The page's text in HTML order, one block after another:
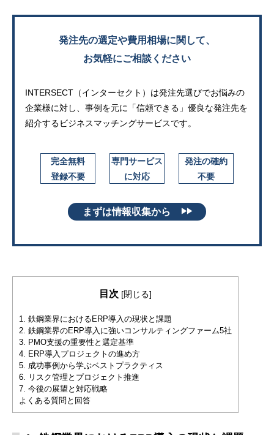
発注先の選定や費用相場に関して、
お気軽にご相談ください
INTERSECT（インターセクト）は発注先選びでお悩みの
企業様に対し、 事例を元に「信頼できる」優良な発注先を
紹介するビジネスマッチングサービスです。
完全無料
登録不要
専門サービス
に対応
発注の確約
不要
まずは情報収集から ▶▶
目次 [閉じる]
1. 鉄鋼業界におけるERP導入の現状と課題
2. 鉄鋼業界のERP導入に強いコンサルティングファーム5社
3. PMO支援の重要性と選定基準
4. ERP導入プロジェクトの進め方
5. 成功事例から学ぶベストプラクティス
6. リスク管理とプロジェクト推進
7. 今後の展望と対応戦略
よくある質問と回答